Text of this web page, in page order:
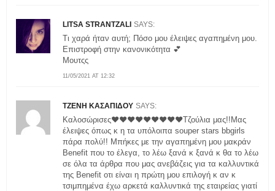
LITSA STRANTZALI SAYS:
11/05/2021 AT 12:32
Τι χαρά ήταν αυτή; Πόσο μου έλειψες αγαπημένη μου.
Επιστροφή στην κανονικότητα 💕
Μουτςς
ΤΖΕΝΗ ΚΑΣΑΠΙΔΟΥ SAYS:
Καλοσώρισες❤❤❤❤❤❤❤❤❤Τζούλια μας!!Μας
έλειψες όπως κ η τα υπόλοιπα souper stars bbgirls
πάρα πολύ!! Μπήκες με την αγαπημένη μου μακράν
Benefit που το έλεγα, το λέω ξανά κ ξανά κ θα το λέω
σε όλα τα άρθρα που μας ανεβάζεις για τα καλλυντικά
της Benefit οτι είναι η πρώτη μου επιλογή κ αν κ
τσιμπημένα έχω αρκετά καλλυντικά της εταιρείας γιατί